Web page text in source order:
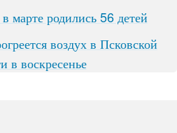
марте родились 56 детей
воздух в Псковской
в воскресенье